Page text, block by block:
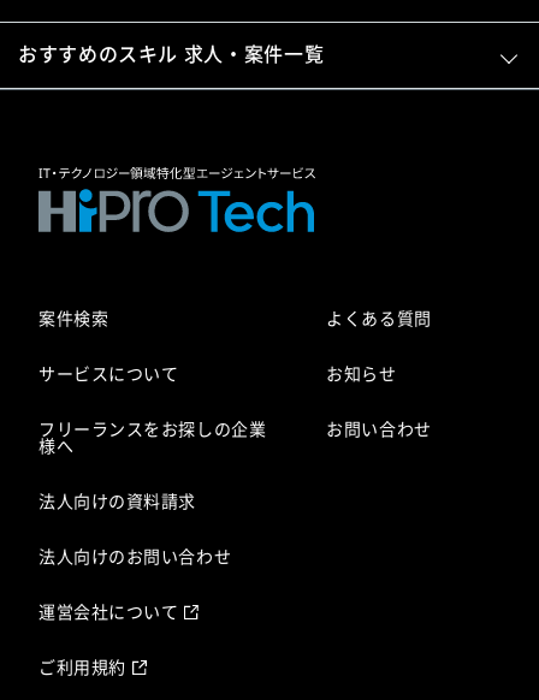
おすすめのスキル 求人・案件一覧
案件検索
サービスについて
フリーランスをお探しの企業
様へ
法人向けの資料請求
法人向けのお問い合わせ
よくある質問
お知らせ
お問い合わせ
運営会社について
ご利用規約